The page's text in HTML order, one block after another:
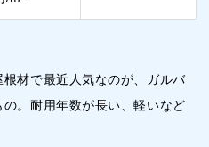
材で最近人気なのが、ガルバ
。耐用年数が長い、軽いなど